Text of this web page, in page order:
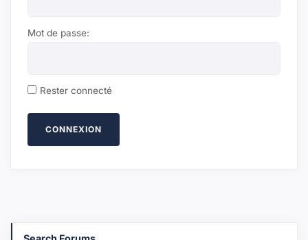
Mot de passe:
Rester connecté
CONNEXION